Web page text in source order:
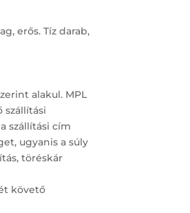
erős. Tíz darab,
alakul. MPL
szállítási
szállítási cím
ugyanis a súly
töréskár
követő